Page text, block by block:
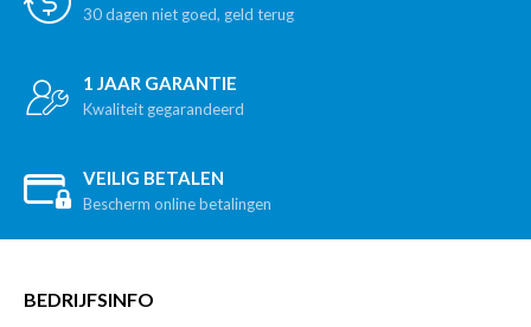
30 dagen niet goed, geld terug
1 JAAR GARANTIE
Kwaliteit gegarandeerd
VEILIG BETALEN
Bescherm online betalingen
BEDRIJFSINFO